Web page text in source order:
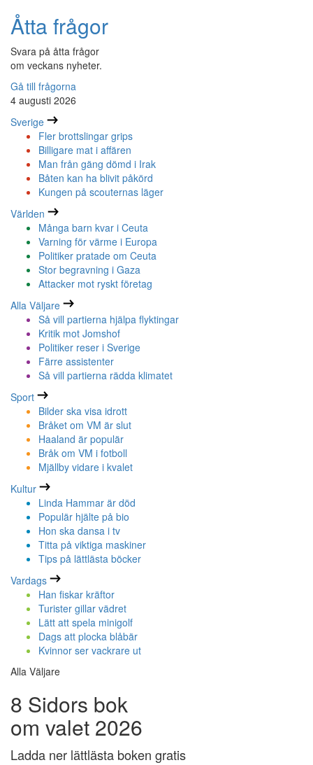
Åtta frågor
Svara på åtta frågor
om veckans nyheter.
Gå till frågorna
4 augusti 2026
Sverige
Fler brottslingar grips
Billigare mat i affären
Man från gäng dömd i Irak
Båten kan ha blivit påkörd
Kungen på scouternas läger
Världen
Många barn kvar i Ceuta
Varning för värme i Europa
Politiker pratade om Ceuta
Stor begravning i Gaza
Attacker mot ryskt företag
Alla Väljare
Så vill partierna hjälpa flyktingar
Kritik mot Jomshof
Politiker reser i Sverige
Färre assistenter
Så vill partierna rädda klimatet
Sport
Bilder ska visa idrott
Bråket om VM är slut
Haaland är populär
Bråk om VM i fotboll
Mjällby vidare i kvalet
Kultur
Linda Hammar är död
Populär hjälte på bio
Hon ska dansa i tv
Titta på viktiga maskiner
Tips på lättlästa böcker
Vardags
Han fiskar kräftor
Turister gillar vädret
Lätt att spela minigolf
Dags att plocka blåbär
Kvinnor ser vackrare ut
Alla Väljare
8 Sidors bok
om valet 2026
Ladda ner lättlästa boken gratis